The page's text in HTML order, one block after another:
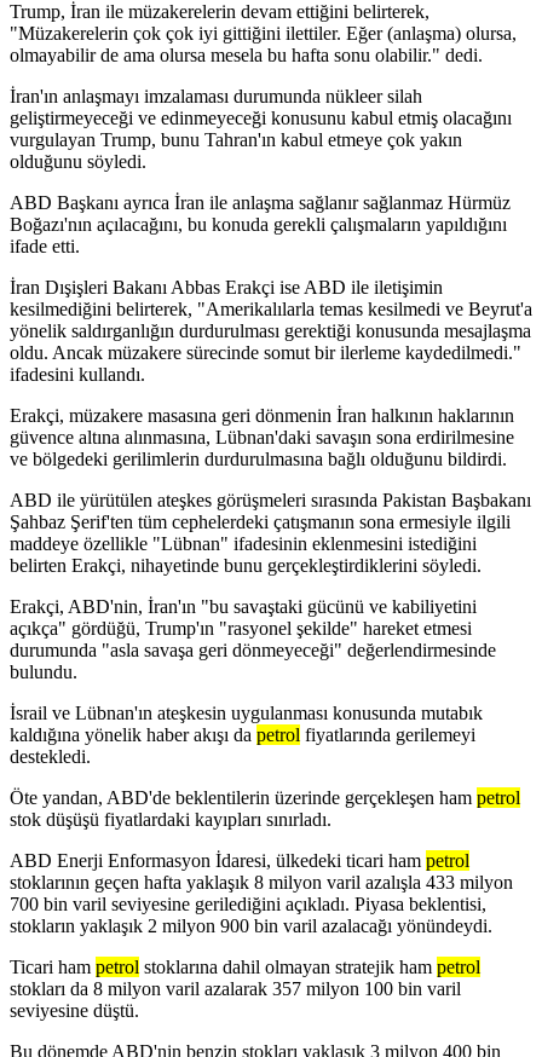
Trump, İran ile müzakerelerin devam ettiğini belirterek,
"Müzakerelerin çok çok iyi gittiğini ilettiler. Eğer (anlaşma) olursa,
olmayabilir de ama olursa mesela bu hafta sonu olabilir." dedi.
İran'ın anlaşmayı imzalaması durumunda nükleer silah
geliştirmeyeceği ve edinmeyeceği konusunu kabul etmiş olacağını
vurgulayan Trump, bunu Tahran'ın kabul etmeye çok yakın
olduğunu söyledi.
ABD Başkanı ayrıca İran ile anlaşma sağlanır sağlanmaz Hürmüz
Boğazı'nın açılacağını, bu konuda gerekli çalışmaların yapıldığını
ifade etti.
İran Dışişleri Bakanı Abbas Erakçi ise ABD ile iletişimin
kesilmediğini belirterek, "Amerikalılarla temas kesilmedi ve Beyrut'a
yönelik saldırganlığın durdurulması gerektiği konusunda mesajlaşma
oldu. Ancak müzakere sürecinde somut bir ilerleme kaydedilmedi."
ifadesini kullandı.
Erakçi, müzakere masasına geri dönmenin İran halkının haklarının
güvence altına alınmasına, Lübnan'daki savaşın sona erdirilmesine
ve bölgedeki gerilimlerin durdurulmasına bağlı olduğunu bildirdi.
ABD ile yürütülen ateşkes görüşmeleri sırasında Pakistan Başbakanı
Şahbaz Şerif'ten tüm cephelerdeki çatışmanın sona ermesiyle ilgili
maddeye özellikle "Lübnan" ifadesinin eklenmesini istediğini
belirten Erakçi, nihayetinde bunu gerçekleştirdiklerini söyledi.
Erakçi, ABD'nin, İran'ın "bu savaştaki gücünü ve kabiliyetini
açıkça" gördüğü, Trump'ın "rasyonel şekilde" hareket etmesi
durumunda "asla savaşa geri dönmeyeceği" değerlendirmesinde
bulundu.
İsrail ve Lübnan'ın ateşkesin uygulanması konusunda mutabık
kaldığına yönelik haber akışı da petrol fiyatlarında gerilemeyi
destekledi.
Öte yandan, ABD'de beklentilerin üzerinde gerçekleşen ham petrol
stok düşüşü fiyatlardaki kayıpları sınırladı.
ABD Enerji Enformasyon İdaresi, ülkedeki ticari ham petrol
stoklarının geçen hafta yaklaşık 8 milyon varil azalışla 433 milyon
700 bin varil seviyesine gerilediğini açıkladı. Piyasa beklentisi,
stokların yaklaşık 2 milyon 900 bin varil azalacağı yönündeydi.
Ticari ham petrol stoklarına dahil olmayan stratejik ham petrol
stokları da 8 milyon varil azalarak 357 milyon 100 bin varil
seviyesine düştü.
Bu dönemde ABD'nin benzin stokları yaklaşık 3 milyon 400 bin